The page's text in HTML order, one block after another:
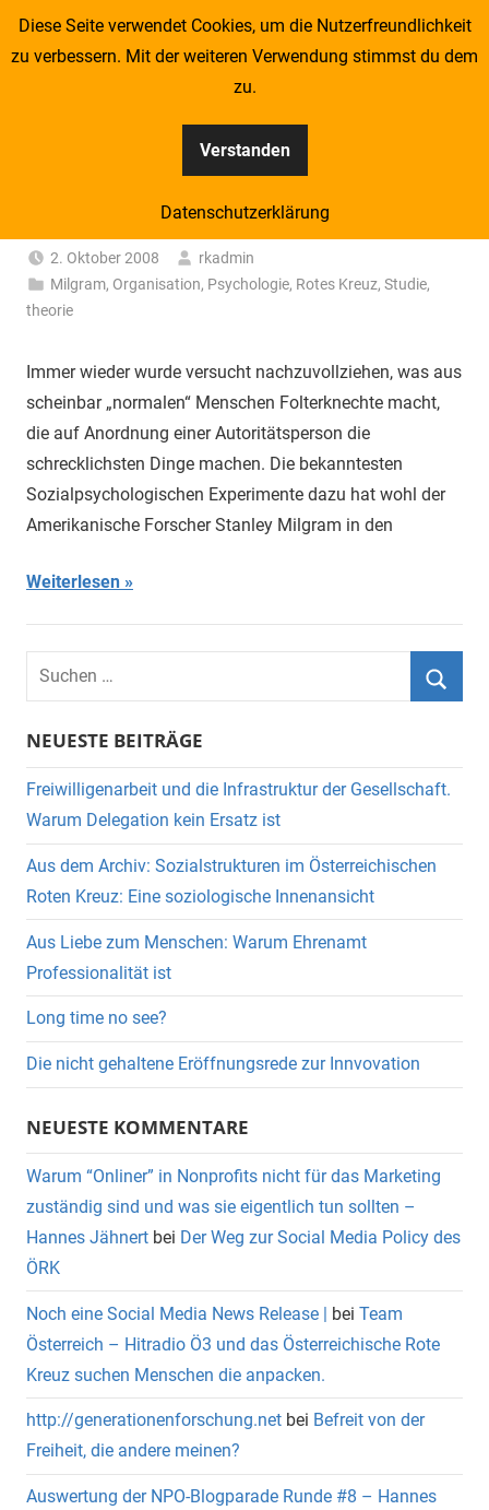
Zum
Redcross Sociologist
Eine weitere blog.roteskreuz.at Websites Website
OKTOBER 2008
Folterknecht oder Familienvater?
2. Oktober 2008
rkadmin
Milgram, Organisation, Psychologie, Rotes Kreuz,Studie,
theorie
Immer wieder wurde versucht nachzuvollziehen, was aus
scheinbar „normalen“ Menschen Folterknechte macht,
die auf Anordnung einer Autoritätsperson die
schrecklichsten Dinge machen. Die bekanntesten
Sozialpsychologischen Experimente dazu hat wohl der
Amerikanische Forscher Stanley Milgram in den
Weiterlesen
Suchen
nach:
NEUESTE BEITRÄGE
Freiwilligenarbeit und die Infrastruktur der Gesellschaft.
Warum Delegation kein Ersatz ist
Aus dem Archiv: Sozialstrukturen im Österreichischen
Roten Kreuz: Eine soziologische Innenansicht
Aus Liebe zum Menschen: Warum Ehrenamt
Professionalität ist
Long time no see?
Die nicht gehaltene Eröffnungsrede zur Innvovation
NEUESTE KOMMENTARE
Warum “Onliner” in Nonprofits nicht für das Marketing
zuständig sind und was sie eigentlich tun sollten –
Hannes Jähnert bei Der Weg zur Social Media Policy des
ÖRK
Noch eine Social Media News Release | bei Team
Österreich – Hitradio Ö3 und das Österreichische Rote
Kreuz suchen Menschen die anpacken.
http://generationenforschung.net bei Befreit von der
Freiheit, die andere meinen?
Auswertung der NPO-Blogparade Runde #8 – Hannes
Diese Seite verwendet Cookies, um die Nutzerfreundlichkeit
zu verbessern. Mit der weiteren Verwendung stimmst du dem
zu.
Verstanden
Datenschutzerklärung